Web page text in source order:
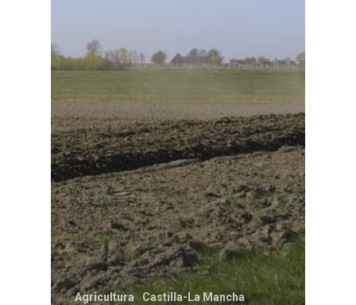
Agricultura Castilla-La Mancha